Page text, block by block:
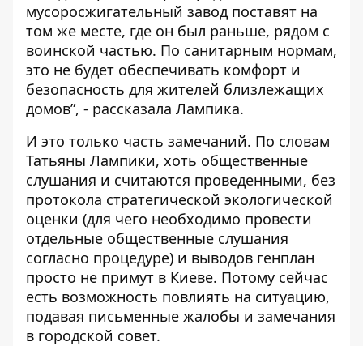
мусоросжигательный завод поставят на
том же месте, где он был раньше, рядом с
воинской частью. По санитарным нормам,
это не будет обеспечивать комфорт и
безопасность для жителей близлежащих
домов”, - рассказала Лампика.
И это только часть замечаний. По словам
Татьяны Лампики, хоть общественные
слушания и считаются проведенными, без
протокола стратегической экологической
оценки (для чего необходимо провести
отдельные общественные слушания
согласно процедуре) и выводов генплан
просто не примут в Киеве. Потому сейчас
есть возможность повлиять на ситуацию,
подавая письменные жалобы и замечания
в городской совет.